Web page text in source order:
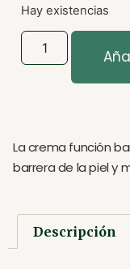
Hay existencias
La crema función
barrera de la piel y
Descripción